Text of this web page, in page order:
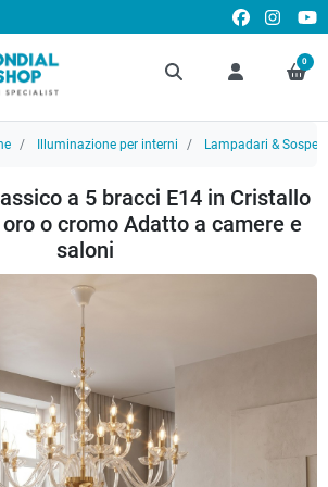
0
Illuminazione per interni Lampadari &
a 5 bracci E14 in Cristallo
o cromo Adatto a camere e
saloni